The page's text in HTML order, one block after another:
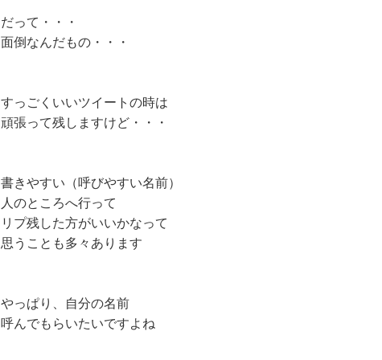
だって・・・
面倒なんだもの・・・
すっごくいいツイートの時は
頑張って残しますけど・・・
書きやすい（呼びやすい名前）
人のところへ行って
リプ残した方がいいかなって
思うことも多々あります
やっぱり、自分の名前
呼んでもらいたいですよね